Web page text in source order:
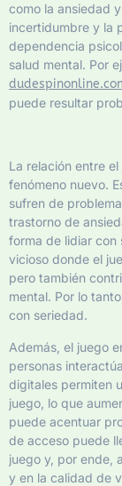
como la ansiedad
incertidumbre y la
dependencia
salud mental. Por
puede resultar
La relación entre
fenómeno nuevo.
sufren de
trastorno de
forma de lidiar con
vicioso donde el
pero también
mental. Por lo
con seriedad.
Además, el juego
personas
digitales permiten
juego, lo que
puede acentuar
de acceso puede
juego y, por ende,
y en la calidad de